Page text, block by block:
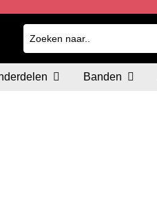
Banden